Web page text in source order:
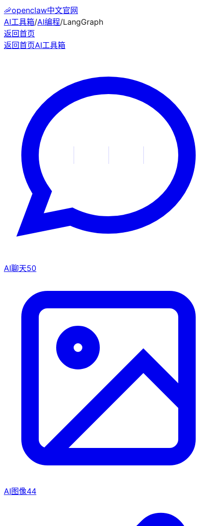
🦐openclaw中文官网
AI工具箱/AI编程/LangGraph
返回首页
返回首页AI工具箱
AI聊天50
AI图像44